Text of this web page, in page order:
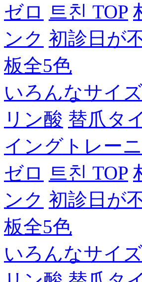
ゼロ 트친 TOP
ンク 初診日が
板全5色
いろんなサイ
リン酸 替爪タ
イングトレー
ゼロ 트친 TOP
ンク 初診日が
板全5色
いろんなサイ